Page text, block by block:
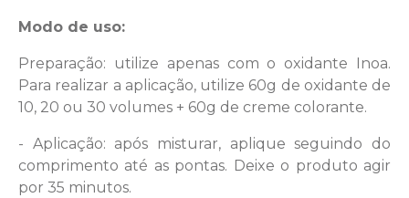
Modo de uso:
Preparação: utilize apenas com o oxidante Inoa.
Para realizar a aplicação, utilize 60g de oxidante de
10, 20 ou 30 volumes + 60g de creme colorante.
- Aplicação: após misturar, aplique seguindo do
comprimento até as pontas. Deixe o produto agir
por 35 minutos.